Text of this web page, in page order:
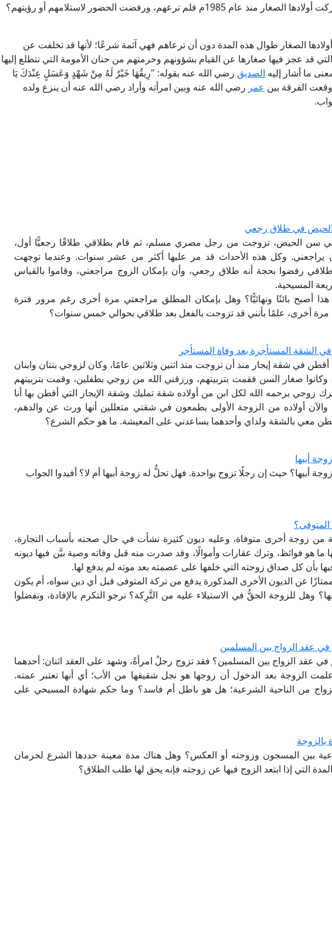
فلم ترعهم، ورفضت الحضور لاستلامهم أو رؤيتهم؟
الصغار طوال هذه المدة دون أن ترعاهم فهي آثمة شرعًا؛ لأنها قد تخلفت عن
قد عجز فيها صغارها عن القيام بشؤونهم وحرمتهم من حنان الأمومة التي تتطلع إليها
ما أشار إليه الصديق رضي الله عنه بقوله: "رِيقُهَا خَيْرٌ لَهُ مِنْ شَهْدٍ وَعَسَلٍ عِنْدَكَ يَا
الفرقة بين عمر رضي الله عنه وبين امرأته وأراد رضي الله عنه أن ينزع ولده
في طلاق رجعي
في سن الحيض، تزوجت من رجل مصري مسلم، ثم قام بطلاقي طلاقًا رجعيًّا أول،
يراجعني. وكل هذه الأحداث قد مر عليها أكثر من عشر سنوات. وعندما توجهت
طلاقي رفضوا بحجة أنه طلاق رجعي، وأن بإمكان الزوج مراجعتي، وقاموا بالقياس
المسيحية.
أصبح بائنًا ونهائيًّا؟ وهل بإمكان المطلق مراجعتي مرة أخرى رغم مرور فترة
مرة أخرى، علمًا بأنني قد تزوجت بالفعل بعد طلاقي بحوالي خمس سنوات؟
المستأجرة بعد وفاة المستأجر
في شقة إيجار منذ أن تزوجت منذ اثنين وثلاثين عامًا، وكان لزوجي بنتان وابنان
صغار السن فقمت بتربيتهم، ورزقني الله من زوجي بطفلين، وقمت بتربيتهم
زوجي يرحمه الله لكل ابن من أولاده شقة تمليك وشقة الإيجار التي أقطن بها أنا
والآن أولاده من الزوجة الأولى يطمعون في شقتي متعللين أنها ورث عن والدهم،
معي بالشقة ولداي وأحدهما يساعدني على المعيشة. ما هو حكم الشرع؟
أبيها
أبيها؟ حيث إن رجلًا تزوج بواحدة. فهل تحلُّ له زوجة أبيها أم لا؟ أفيدوا الجواب
من زوجة أخرى متوفاة، وعليه ديون كثيرة نشأت في حال صحته بأسباب التجارة،
ما هو فوائظ، وترك عقارات وأموالًا، وقد صدرت منه قبل وفاته وصية بيَّن فيها ديونه
بأن كل صداق زوجته التي خلفها على عصمته بعد موته لم يدفع لها.
عن الديون الأخرى المذكورة يدفع من تركة المتوفى قبل أي دين سواه، أم يكون
وهل للزوجة الحقُّ في الاستيلاء عليه من التَّرِكة؟ نرجو التكرم بالإفادة، وتفضلوا
عقد الزواج بين المسلمين
عقد الزواج بين المسلمين؟ فقد تزوج رجلٌ امرأةً، وشهد على العقد اثنان: أحدهما
الزوجة بعد الدخول أن زوجها هو نجل شقيقها من الأب؛ أي أنها تعتبر عمته.
من الناحية الشرعية؛ هل هو باطل أم فاسد؟ وما حكم شهادة المسيحي على
بين المسجون وزوجته أو العكس؟ وهل هناك مدة معينة حددها الشرع لحرمان
التي إذا ابتعد الزوج فيها عن زوجته فإنه يحق لها طلب الطلاق؟